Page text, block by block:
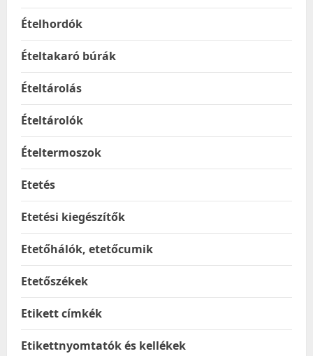
Ételhordók
Ételtakaró búrák
Ételtárolás
Ételtárolók
Ételtermoszok
Etetés
Etetési kiegészítők
Etetőhálók, etetőcumik
Etetőszékek
Etikett címkék
Etikettnyomtatók és kellékek